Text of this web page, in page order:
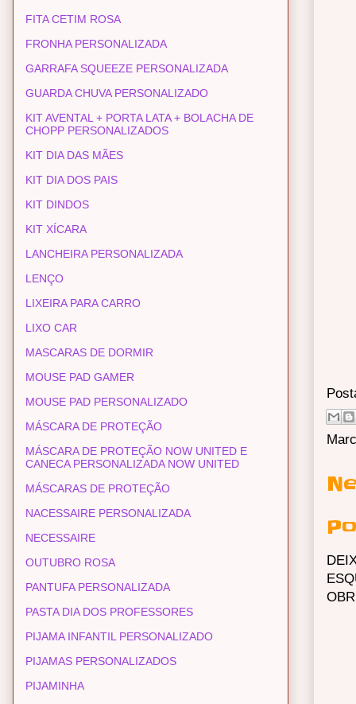
FITA CETIM ROSA
FRONHA PERSONALIZADA
GARRAFA SQUEEZE PERSONALIZADA
GUARDA CHUVA PERSONALIZADO
KIT AVENTAL + PORTA LATA + BOLACHA DE
CHOPP PERSONALIZADOS
KIT DIA DAS MÃES
KIT DIA DOS PAIS
KIT DINDOS
KIT XÍCARA
LANCHEIRA PERSONALIZADA
LENÇO
LIXEIRA PARA CARRO
LIXO CAR
MASCARAS DE DORMIR
MOUSE PAD GAMER
MOUSE PAD PERSONALIZADO
MÁSCARA DE PROTEÇÃO
MÁSCARA DE PROTEÇÃO NOW UNITED E
CANECA PERSONALIZADA NOW UNITED
MÁSCARAS DE PROTEÇÃO
NACESSAIRE PERSONALIZADA
NECESSAIRE
OUTUBRO ROSA
PANTUFA PERSONALIZADA
PASTA DIA DOS PROFESSORES
PIJAMA INFANTIL PERSONALIZADO
PIJAMAS PERSONALIZADOS
PIJAMINHA